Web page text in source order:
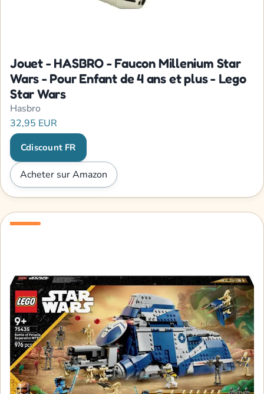
Jouet - HASBRO - Faucon Millenium Star
Wars - Pour Enfant de 4 ans et plus - Lego
Star Wars
Hasbro
32,95 EUR
Cdiscount FR
Acheter sur Amazon